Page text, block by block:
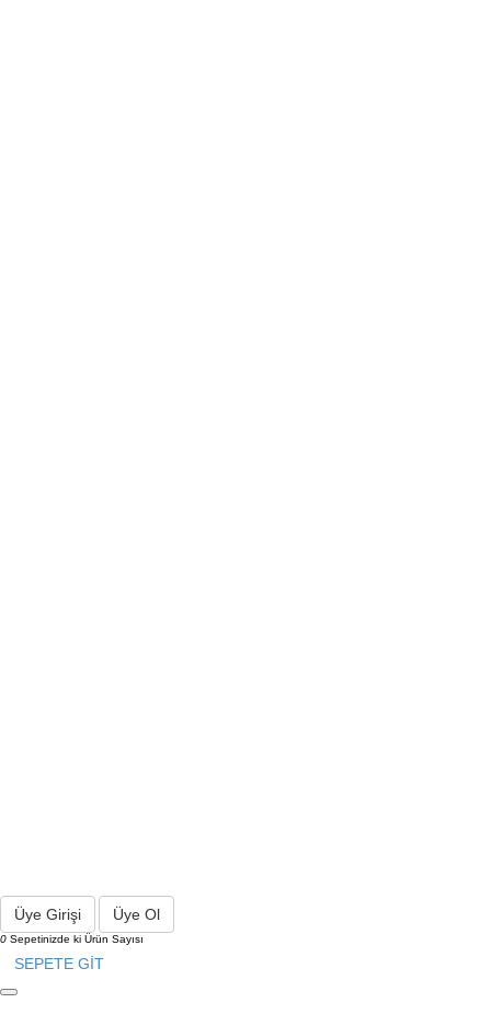
Üye Girişi Üye Ol
0 Sepetinizde ki Ürün Sayısı
SEPETE GİT